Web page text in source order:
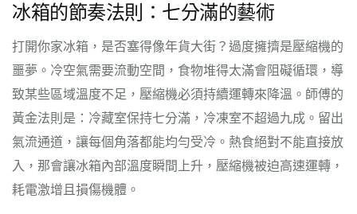
冰箱的節奏法則：七分滿的藝術
打開你家冰箱，是否塞得像年貨大街？過度擁擠是壓縮機的
噩夢。冷空氣需要流動空間，食物堆得太滿會阻礙循環，導
致某些區域溫度不足，壓縮機必須持續運轉來降溫。師傅的
黃金法則是：冷藏室保持七分滿，冷凍室不超過九成。留出
氣流通道，讓每個角落都能均勻受冷。熱食絕對不能直接放
入，那會讓冰箱內部溫度瞬間上升，壓縮機被迫高速運轉，
耗電激增且損傷機體。